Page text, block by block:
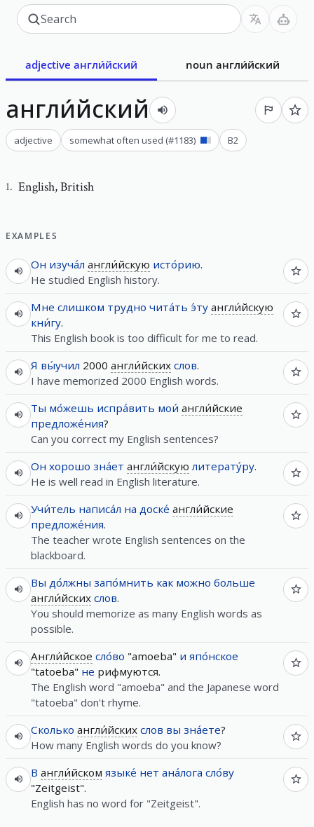
adjective англи́йский noun англи́йский
англи́йский
adjective somewhat often used (#1183) B2
1. English,British
EXAMPLES
Он изуча́л англи́йскую исто́рию.
He studied English history.
Мне слишком трудно чита́ть э́ту англи́йскую
кни́гу.
This English book is too difficult for me to read.
Я вы́учил 2000 англи́йских слов.
I have memorized 2000 English words.
Ты мо́жешь испра́вить мои́ англи́йские
предложе́ния?
Can you correct my English sentences?
Он хорошо зна́ет англи́йскую литерату́ру.
He is well read in English literature.
Учи́тель написа́л на доске́ англи́йские
предложе́ния.
The teacher wrote English sentences on the
blackboard.
Вы до́лжны запо́мнить как можно больше
англи́йских слов.
You should memorize as many English words as
possible.
Англи́йское сло́во "amoeba" и япо́нское
"tatoeba" не рифмуются.
The English word "amoeba" and the Japanese word
"tatoeba" don't rhyme.
Сколько англи́йских слов вы зна́ете?
How many English words do you know?
В англи́йском языке́ нет ана́лога сло́ву
"Zeitgeist".
English has no word for "Zeitgeist".